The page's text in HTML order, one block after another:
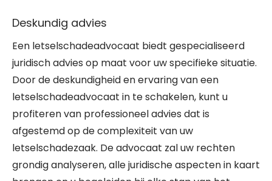
Deskundig advies
Een letselschadeadvocaat biedt gespecialiseerd
juridisch advies op maat voor uw specifieke situatie.
Door de deskundigheid en ervaring van een
letselschadeadvocaat in te schakelen, kunt u
profiteren van professioneel advies dat is
afgestemd op de complexiteit van uw
letselschadezaak. De advocaat zal uw rechten
grondig analyseren, alle juridische aspecten in kaart